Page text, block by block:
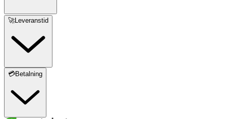
🚀Leveranstid
💳Betalning